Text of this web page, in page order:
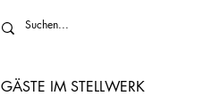
GÄSTE IM STELLWERK